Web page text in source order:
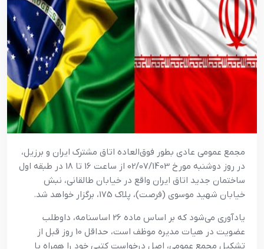
مجمع عمومی عادی بطور فوق‌العاده اتاق مشترک ایران و برزیل،
در روز دوشنبه مورخ 02/07/1403 از ساعت 16 تا 18 در طبقه اول
ساختمان جدید اتاق ایران واقع در خیابان طالقانی، نبش
خیابان شهید موسوی (فرصت)، پلاک 175، برگزار خواهد شد.
یادآوری می‌شود که بر اساس ماده 26 اساسنامه، داوطلب
عضویت در هیات مدیره موظف است، حداقل 10 روز قبل از
تشکیل مجمع عمومی، اصل درخواست کتبی خود را همراه با